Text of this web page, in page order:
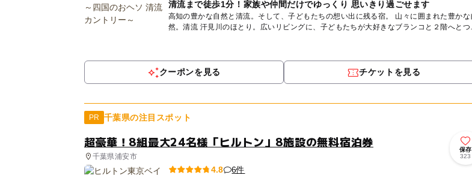
清流まで徒歩1分！家族や仲間だけでゆっくり 思いきり過ごせます
高知の豊かな自然と清流。そして、子どもたちの想い出に残る宿。 山々に囲まれた豊かな自
然。清流 汗見川のほとり。広いリビングに、子どもたちが大好きなブランコと２階へとつ
クーポンを見る チケットを見る
PR 千葉県の注目スポット
超豪華！8組最大24名様「ヒルトン」8施設の無料宿泊券
千葉県浦安市
保存
323
4.8
6件